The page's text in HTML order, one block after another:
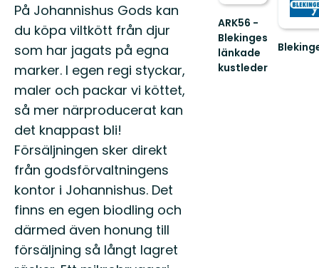
På Johannishus Gods kan
du köpa viltkött från djur
som har jagats på egna
marker. I egen regi styckar,
maler och packar vi köttet,
så mer närproducerat kan
det knappast bli!
Försäljningen sker direkt
från godsförvaltningens
kontor i Johannishus. Det
finns en egen biodling och
därmed även honung till
försäljning så långt lagret
ARK56 -
Blekinges
länkade
kustleder